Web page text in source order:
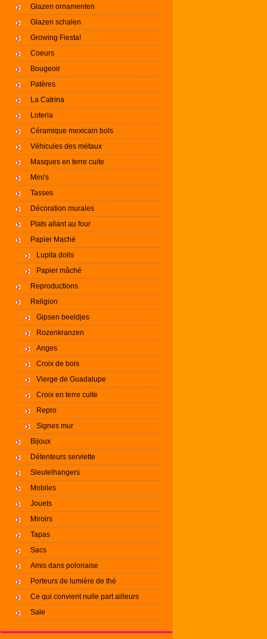
Glazen ornamenten
Glazen schalen
Growing Fiesta!
Coeurs
Bougeoir
Patères
La Catrina
Loteria
Céramique mexicain bols
Véhicules des métaux
Masques en terre cuite
Mini's
Tasses
Décoration murales
Plats allant au four
Papier Maché
Lupita dolls
Papier mâché
Reproductions
Religion
Gipsen beeldjes
Rozenkranzen
Anges
Croix de bois
Vierge de Guadalupe
Croix en terre cuite
Repro
Signes mur
Bijoux
Détenteurs serviette
Sleutelhangers
Mobiles
Jouets
Miroirs
Tapas
Sacs
Amis dans polonaise
Porteurs de lumière de thé
Ce qui convient nulle part ailleurs
Sale